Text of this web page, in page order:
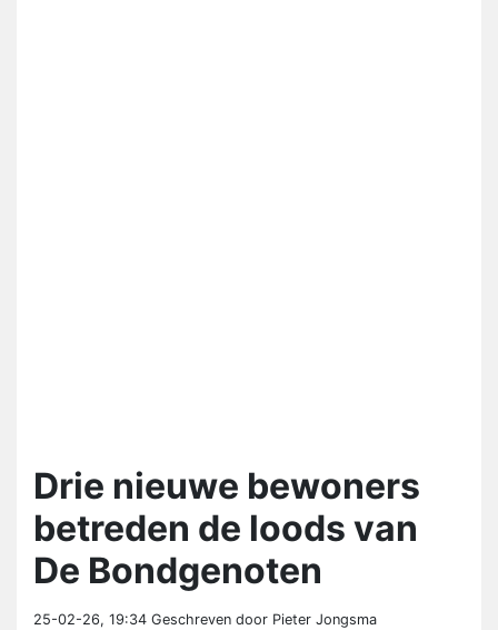
Drie nieuwe bewoners
betreden de loods van
De Bondgenoten
25-02-26, 19:34 Geschreven door Pieter Jongsma